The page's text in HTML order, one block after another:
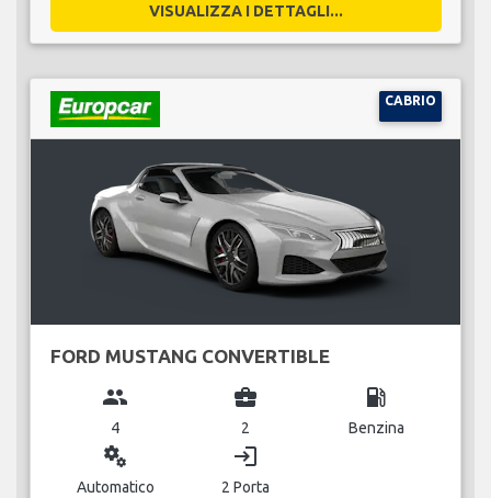
VISUALIZZA I DETTAGLI...
CABRIO
FORD MUSTANG CONVERTIBLE
group
4
business_center
2
local_gas_station
Benzina
miscellaneous_services
Automatico
login
2 Porta